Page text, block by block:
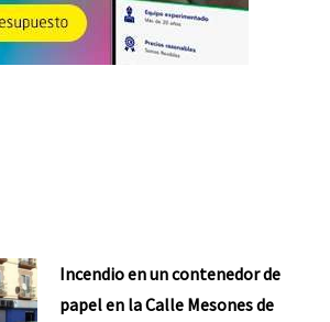
Incendio en un contenedor de
papel en la Calle Mesones de